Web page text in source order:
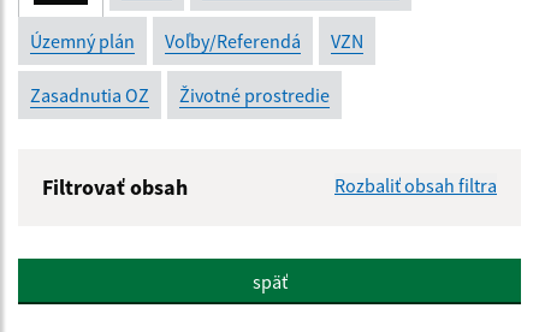
Územný plán Voľby/Referendá VZN
Zasadnutia OZ Životné prostredie
Filtrovať obsah Rozbaliť obsah filtra
Popis:
späť